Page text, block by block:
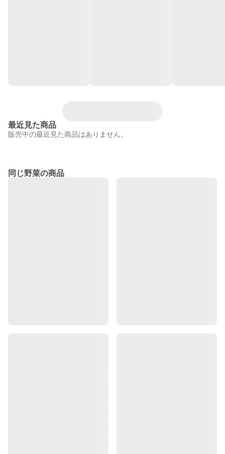
最近見た商品
販売中の最近見た商品はありません。
同じ野菜の商品